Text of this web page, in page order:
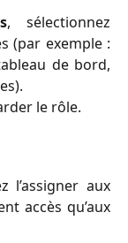
, sélectionnez
(par exemple :
de bord,
le rôle.
l’assigner aux
accès qu’aux